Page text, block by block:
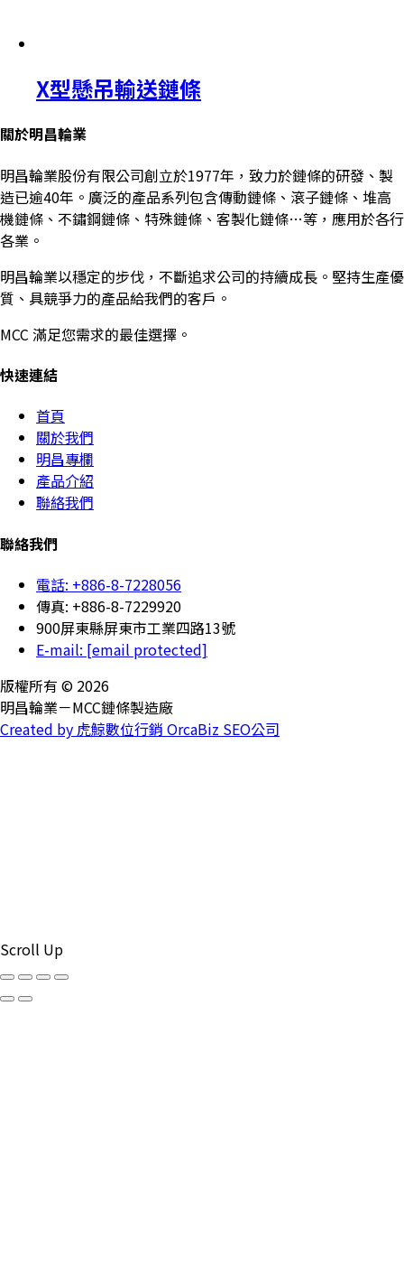
X型懸吊輸送鏈條
關於明昌輪業
明昌輪業股份有限公司創立於1977年，致力於鏈條的研發、製
造已逾40年。廣泛的產品系列包含傳動鏈條、滾子鏈條、堆高
機鏈條、不鏽鋼鏈條、特殊鏈條、客製化鏈條…等，應用於各行
各業。
明昌輪業以穩定的步伐，不斷追求公司的持續成長。堅持生產優
質、具競爭力的產品給我們的客戶。
MCC 滿足您需求的最佳選擇。
快速連結
首頁
關於我們
明昌專欄
產品介紹
聯絡我們
聯絡我們
電話: +886-8-7228056
傳真: +886-8-7229920
900屏東縣屏東市工業四路13號
E-mail: [email protected]
版權所有 © 2026
明昌輪業－MCC鏈條製造廠
Created by 虎鯨數位行銷 OrcaBiz SEO公司
Scroll Up